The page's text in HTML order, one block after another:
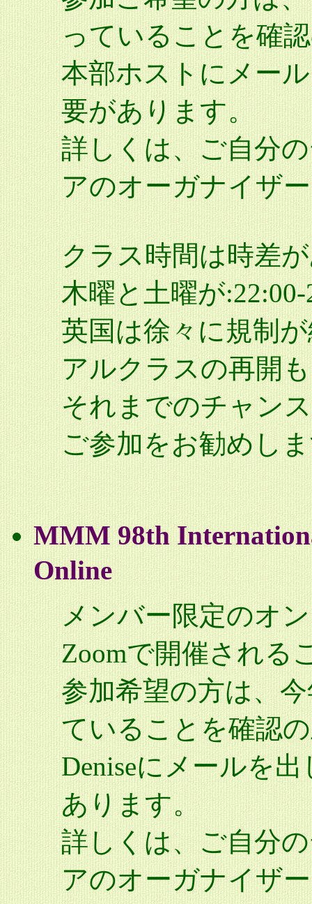
っていることを確
本部ホストにメー
要があります。
詳しくは、ご自分
アのオーガナイザ
クラス時間は時差
木曜と土曜が
英国は徐々に規制
アルクラスの再開
それまでのチャン
ご参加をお勧めし
MMM 98th
Online
メンバー限定のオ
Zoomで開催される
参加希望の方は、
ていることを確認
Deniseにメールを
あります。
詳しくは、ご自分
アのオーガナイザ